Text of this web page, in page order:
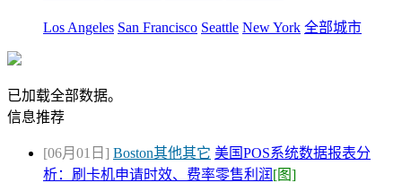
Los Angeles San Francisco Seattle New York 全部城市
已加载全部数据。
信息推荐
[06月01日] Boston其他其它 美国POS系统数据报表分
析：刷卡机申请时效、费率零售利润 [图]